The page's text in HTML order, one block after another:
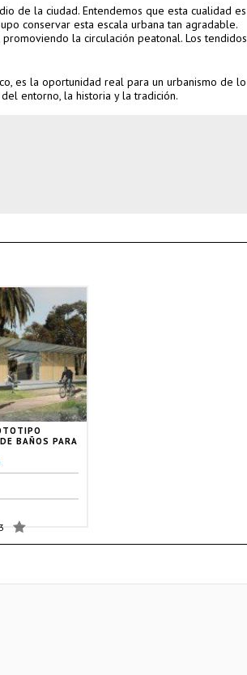
de la ciudad. Entendemos que esta cualidad es
conservar esta escala urbana tan agradable.
la circulación peatonal. Los tendidos
es la oportunidad real para un urbanismo de lo
entorno, la historia y la tradición.
BAÑOS PARA